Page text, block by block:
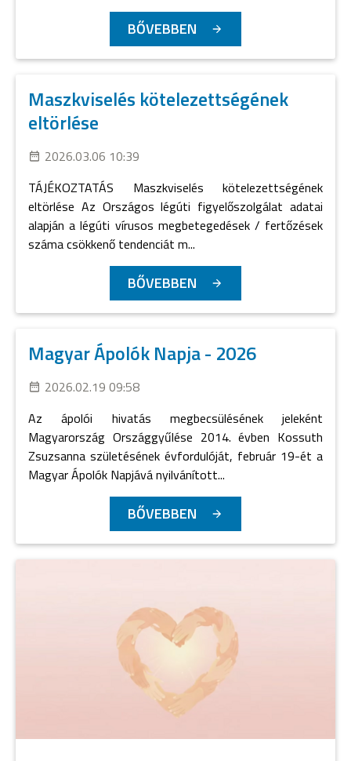
BŐVEBBEN
Maszkviselés kötelezettségének
eltörlése
2026.03.06 10:39
TÁJÉKOZTATÁS Maszkviselés kötelezettségének
eltörlése Az Országos légúti figyelőszolgálat adatai
alapján a légúti vírusos megbetegedések / fertőzések
száma csökkenő tendenciát m...
BŐVEBBEN
Magyar Ápolók Napja - 2026
2026.02.19 09:58
Az ápolói hivatás megbecsülésének jeleként
Magyarország Országgyűlése 2014. évben Kossuth
Zsuzsanna születésének évfordulóját, február 19-ét a
Magyar Ápolók Napjává nyilvánított...
BŐVEBBEN